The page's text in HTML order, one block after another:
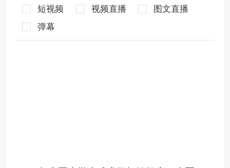
短视频 视频直播
图文直播
弹幕